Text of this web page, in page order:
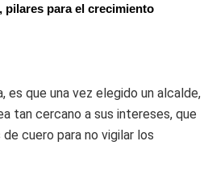
pilares para el crecimiento
que una vez elegido un alcalde,
tan cercano a sus intereses, que
cuero para no vigilar los